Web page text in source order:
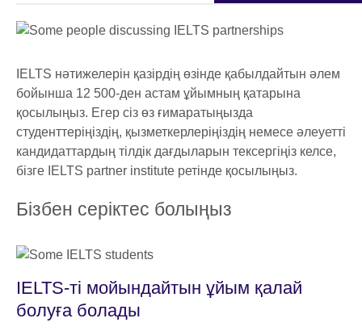
IELTS нәтижелерін қазірдің өзінде қабылдайтын әлем
бойынша 12 500-ден астам ұйымның қатарына
қосылыңыз. Егер сіз өз ғимаратыңызда
студенттеріңіздің, қызметкерлеріңіздің немесе әлеуетті
кандидаттардың тілдік дағдыларын тексергіңіз келсе,
бізге IELTS partner institute ретінде қосылыңыз.
Бізбен серіктес болыңыз
IELTS-ті мойындайтын ұйым қалай
болуға болады